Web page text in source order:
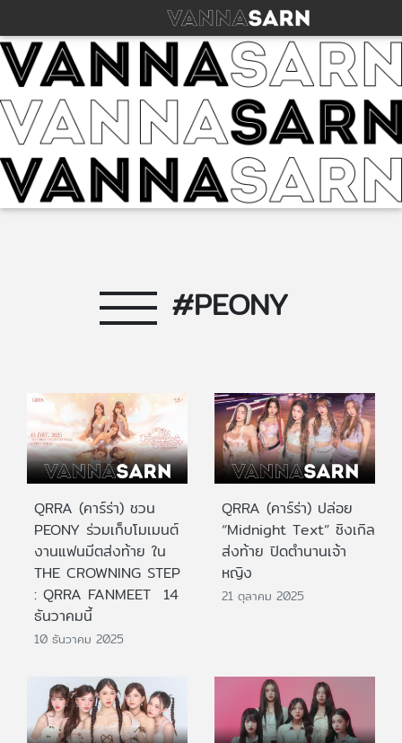
#PEONY
QRRA (คาร์ร่า) ชวน
PEONY ร่วมเก็บโมเมนต์
งานแฟนมีตส่งท้าย ใน
THE CROWNING STEP
: QRRA FANMEET 14
ธันวาคมนี้
10 ธันวาคม 2025
QRRA (คาร์ร่า) ปล่อย
“Midnight Text” ซิงเกิล
ส่งท้าย ปิดตำนานเจ้า
หญิง
21 ตุลาคม 2025